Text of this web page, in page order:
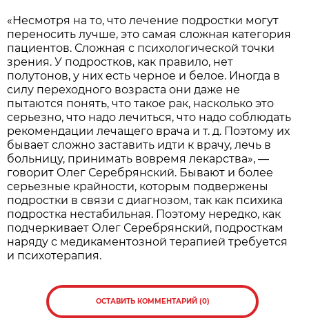
«Несмотря на то, что лечение подростки могут
переносить лучше, это самая сложная категория
пациентов. Сложная с психологической точки
зрения. У подростков, как правило, нет
полутонов, у них есть черное и белое. Иногда в
силу переходного возраста они даже не
пытаются понять, что такое рак, насколько это
серьезно, что надо лечиться, что надо соблюдать
рекомендации лечащего врача и т. д. Поэтому их
бывает сложно заставить идти к врачу, лечь в
больницу, принимать вовремя лекарства», —
говорит Олег Серебрянский. Бывают и более
серьезные крайности, которым подвержены
подростки в связи с диагнозом, так как психика
подростка нестабильная. Поэтому нередко, как
подчеркивает Олег Серебрянский, подросткам
наряду с медикаментозной терапией требуется
и психотерапия.
ОСТАВИТЬ КОММЕНТАРИЙ (0)